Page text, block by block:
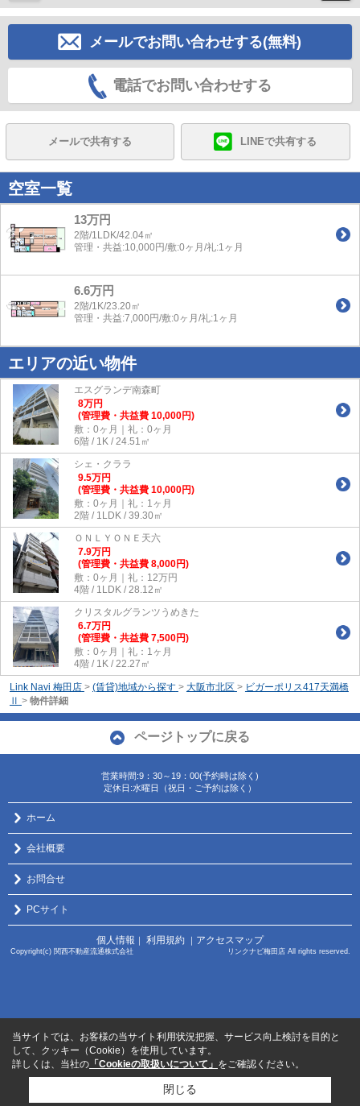
メールでお問い合わせする(無料)
電話でお問い合わせする
メールで共有する LINEで共有する
空室一覧
13万円
2階/1LDK/42.04㎡
管理・共益:10,000円/敷:0ヶ月/礼:1ヶ月
6.6万円
2階/1K/23.20㎡
管理・共益:7,000円/敷:0ヶ月/礼:1ヶ月
エリアの近い物件
エスグランデ南森町
8万円
(管理費・共益費 10,000円)
敷：0ヶ月｜礼：0ヶ月
6階 / 1K / 24.51㎡
シェ・クララ
9.5万円
(管理費・共益費 10,000円)
敷：0ヶ月｜礼：1ヶ月
2階 / 1LDK / 39.30㎡
ＯＮＬＹＯＮＥ天六
7.9万円
(管理費・共益費 8,000円)
敷：0ヶ月｜礼：12万円
4階 / 1LDK / 28.12㎡
クリスタルグランツうめきた
6.7万円
(管理費・共益費 7,500円)
敷：0ヶ月｜礼：1ヶ月
4階 / 1K / 22.27㎡
Link Navi 梅田店 > (賃貸)地域から探す > 大阪市北区 > ビガーポリス417天満橋
Ⅱ > 物件詳細
ページトップに戻る
営業時間:9：30～19：00(予約時は除く)
定休日:水曜日（祝日・ご予約は除く）
ホーム
会社概要
お問合せ
PCサイト
個人情報 ｜ 利用規約 ｜ アクセスマップ
Copyright(c) 関西不動産流通株式会社 リンクナビ梅田店 All rights reserved.
当サイトでは、お客様の当サイト利用状況把握、サービス向上検討を目的と
して、クッキー（Cookie）を使用しています。
詳しくは、当社の 「Cookieの取扱いについて」 をご確認ください。
閉じる